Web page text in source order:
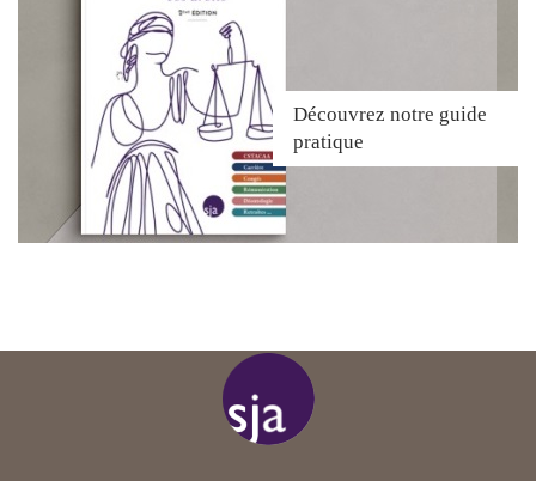
Découvrez notre guide
pratique